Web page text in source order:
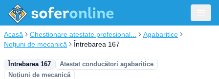
Acasă Chestionare atestate profesional...
Agabaritice
Noțiuni de mecanică
Întrebarea 167
Întrebarea 167
Atestat conducători agabaritice
Noțiuni de mecanică